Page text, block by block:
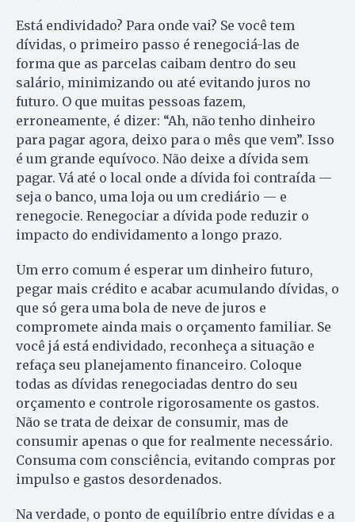
Está endividado? Para onde vai? Se você tem
dívidas, o primeiro passo é renegociá-las de
forma que as parcelas caibam dentro do seu
salário, minimizando ou até evitando juros no
futuro. O que muitas pessoas fazem,
erroneamente, é dizer: “Ah, não tenho dinheiro
para pagar agora, deixo para o mês que vem”. Isso
é um grande equívoco. Não deixe a dívida sem
pagar. Vá até o local onde a dívida foi contraída —
seja o banco, uma loja ou um crediário — e
renegocie. Renegociar a dívida pode reduzir o
impacto do endividamento a longo prazo.
Um erro comum é esperar um dinheiro futuro,
pegar mais crédito e acabar acumulando dívidas, o
que só gera uma bola de neve de juros e
compromete ainda mais o orçamento familiar. Se
você já está endividado, reconheça a situação e
refaça seu planejamento financeiro. Coloque
todas as dívidas renegociadas dentro do seu
orçamento e controle rigorosamente os gastos.
Não se trata de deixar de consumir, mas de
consumir apenas o que for realmente necessário.
Consuma com consciência, evitando compras por
impulso e gastos desordenados.
Na verdade, o ponto de equilíbrio entre dívidas e a